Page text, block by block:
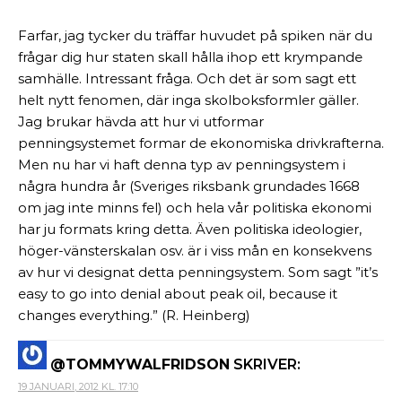
Farfar, jag tycker du träffar huvudet på spiken när du
frågar dig hur staten skall hålla ihop ett krympande
samhälle. Intressant fråga. Och det är som sagt ett
helt nytt fenomen, där inga skolboksformler gäller.
Jag brukar hävda att hur vi utformar
penningsystemet formar de ekonomiska drivkrafterna.
Men nu har vi haft denna typ av penningsystem i
några hundra år (Sveriges riksbank grundades 1668
om jag inte minns fel) och hela vår politiska ekonomi
har ju formats kring detta. Även politiska ideologier,
höger-vänsterskalan osv. är i viss mån en konsekvens
av hur vi designat detta penningsystem. Som sagt ”it’s
easy to go into denial about peak oil, because it
changes everything.” (R. Heinberg)
@TOMMYWALFRIDSON SKRIVER:
19 JANUARI, 2012 KL. 17:10